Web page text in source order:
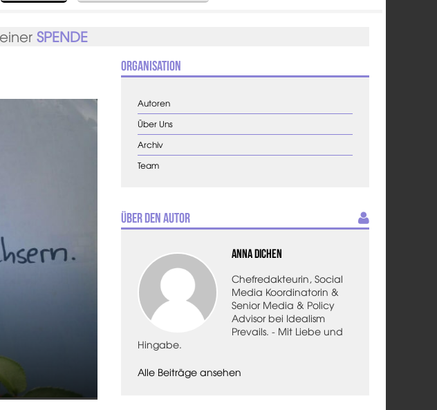
SPENDE
Organisation
Autoren
Über Uns
Archiv
Team
Über den Autor
Anna Dichen
Chefredakteurin, Social
Media Koordinatorin &
Senior Media & Policy
Advisor bei Idealism
Prevails. - Mit Liebe und
Hingabe.
Alle Beiträge ansehen